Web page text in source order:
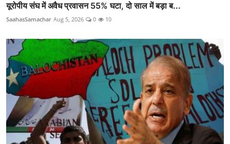
यूरोपीय संघ में अवैध प्रवासन 55% घटा, दो साल में बड़ा ब...
SaahasSamachar Aug 5, 2026 0 10